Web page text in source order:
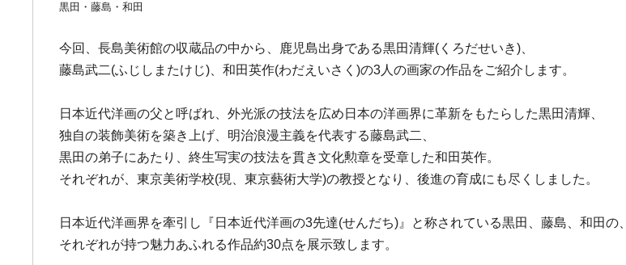
黒田・藤島・和田
今回、長島美術館の収蔵品の中から、鹿児島出身である黒田清輝(くろだせいき)、
藤島武二(ふじしまたけじ)、和田英作(わだえいさく)の3人の画家の作品をご紹介します。
日本近代洋画の父と呼ばれ、外光派の技法を広め日本の洋画界に革新をもたらした黒田清輝、
独自の装飾美術を築き上げ、明治浪漫主義を代表する藤島武二、
黒田の弟子にあたり、終生写実の技法を貫き文化勲章を受章した和田英作。
それぞれが、東京美術学校(現、東京藝術大学)の教授となり、後進の育成にも尽くしました。
日本近代洋画界を牽引し『日本近代洋画の3先達(せんだち)』と称されている黒田、藤島、和田の、
それぞれが持つ魅力あふれる作品約30点を展示致します。